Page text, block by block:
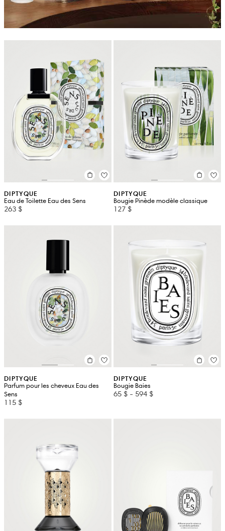
DIPTYQUE
Eau de Toilette Eau des Sens
263 $
DIPTYQUE
Bougie Pinède modèle classique
127 $
DIPTYQUE
Parfum pour les cheveux Eau des
Sens
115 $
DIPTYQUE
Bougie Baies
65 $ - 594 $